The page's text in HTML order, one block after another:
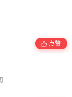
点赞